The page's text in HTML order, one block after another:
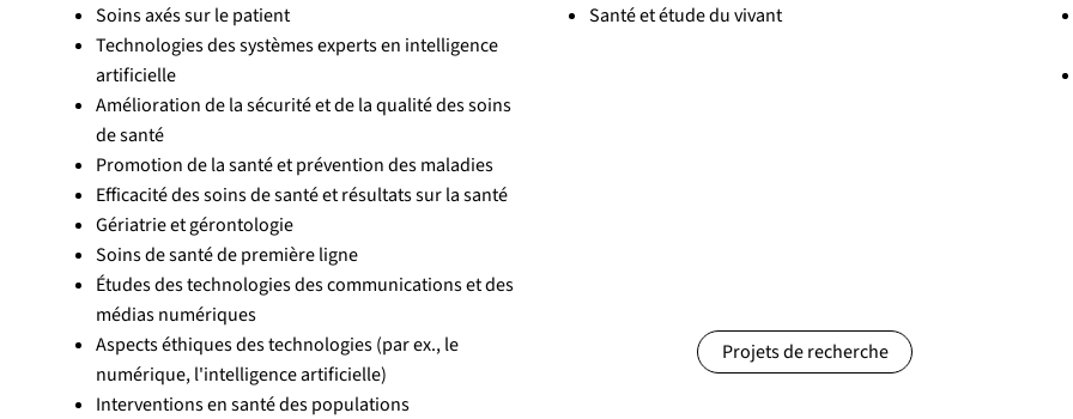
Soins axés sur le patient
Technologies des systèmes experts en intelligence
artificielle
Amélioration de la sécurité et de la qualité des soins
de santé
Promotion de la santé et prévention des maladies
Efficacité des soins de santé et résultats sur la santé
Gériatrie et gérontologie
Soins de santé de première ligne
Études des technologies des communications et des
médias numériques
Aspects éthiques des technologies (par ex., le
numérique, l'intelligence artificielle)
Interventions en santé des populations
Santé et étude du vivant
Projets de recherche